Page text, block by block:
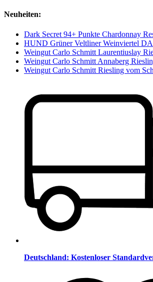
Neuheiten:
Dark Secret 94+ Punkte Chardonnay
HUND Grüner Veltliner Weinviertel
Weingut Carlo Schmitt Laurentiuslay
Weingut Carlo Schmitt Annaberg
Weingut Carlo Schmitt Riesling vom
Deutschland: Kostenloser